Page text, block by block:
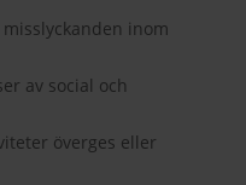
inom
av social och
överges eller